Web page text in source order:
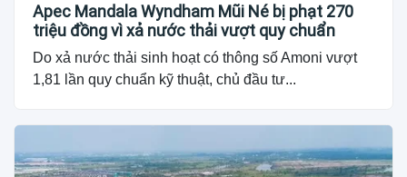
Apec Mandala Wyndham Mũi Né bị phạt 270
triệu đồng vì xả nước thải vượt quy chuẩn
Do xả nước thải sinh hoạt có thông số Amoni vượt
1,81 lần quy chuẩn kỹ thuật, chủ đầu tư...